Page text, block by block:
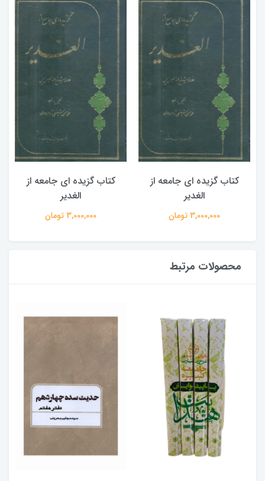
کتاب گزیده ای جامعه از
الغدیر
3,000,000 تومان
کتاب گزیده ای جامعه از
الغدیر
3,000,000 تومان
محصولات مرتبط